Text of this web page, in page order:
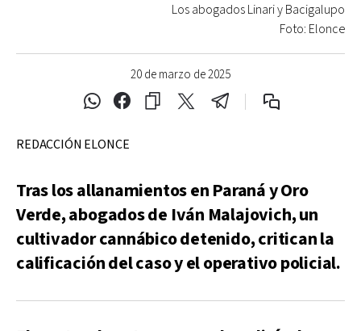
20 de marzo de 2025
Los abogados Linari y Bacigalupo
Foto: Elonce
REDACCIÓN ELONCE
Tras los allanamientos en Paraná y Oro
Verde, abogados de Iván Malajovich, un
cultivador cannábico detenido, critican la
calificación del caso y el operativo policial.